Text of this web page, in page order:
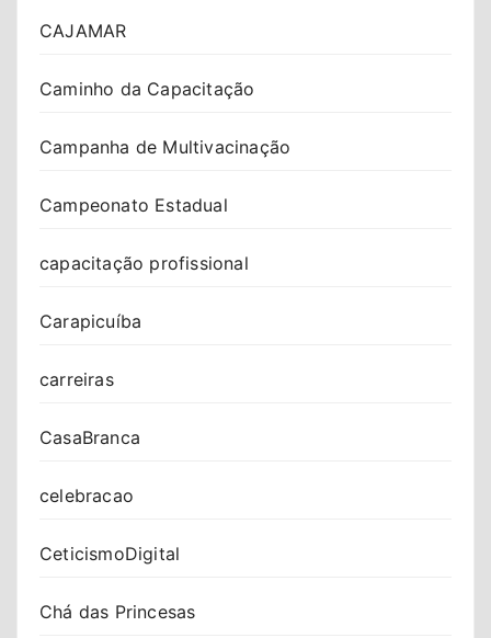
CAJAMAR
Caminho da Capacitação
Campanha de Multivacinação
Campeonato Estadual
capacitação profissional
Carapicuíba
carreiras
CasaBranca
celebracao
CeticismoDigital
Chá das Princesas